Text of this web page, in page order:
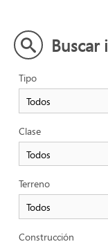
Buscar
Tipo
Clase
Terreno
Construcción